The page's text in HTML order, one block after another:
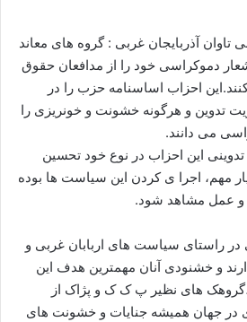
آذربایجان غربی : گروه های معاند
دموکراسی خود را از مدافعان حقوق
احزاب اساسنامه حزب را در
تدوین و هرگونه خشونت و خونریزی را
می دانند.
این احزاب در نوع خود تحسین
مهم، اجرا ی کردن این سیاست ها بوده
و عمل مشاهد شود.
راستای سیاست های اربابان غربی و
و خشنودی آنان مهمترین هدف این
های نظیر پ ک ک و پژاک از
در جهان همیشه جنایات و خشونت های